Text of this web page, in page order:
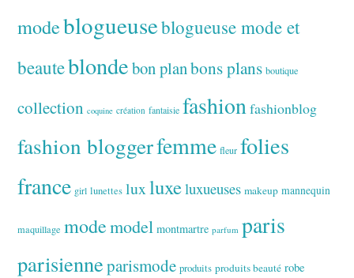
modeblogueuseblogueuse mode et
beauteblondebon planbons plans boutique
collection coquine création fantaisie fashionfashionblog
fashion bloggerfemme fleur folies
france girl lunettes luxluxeluxueuses makeup mannequin
maquillage modemodel montmartre parfum paris
parisienneparismode produits produits beauté robe